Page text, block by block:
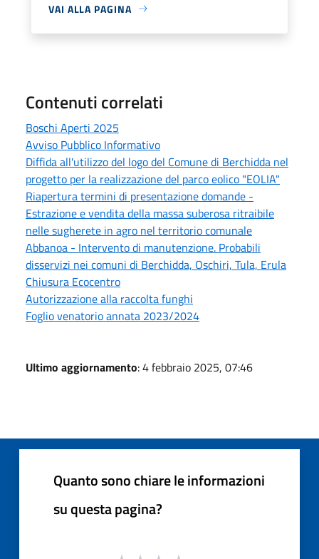
VAI ALLA PAGINA
Contenuti correlati
Boschi Aperti 2025
Avviso Pubblico Informativo
Diffida all'utilizzo del logo del Comune di Berchidda nel
progetto per la realizzazione del parco eolico "EOLIA"
Riapertura termini di presentazione domande -
Estrazione e vendita della massa suberosa ritraibile
nelle sugherete in agro nel territorio comunale
Abbanoa - Intervento di manutenzione. Probabili
disservizi nei comuni di Berchidda, Oschiri, Tula, Erula
Chiusura Ecocentro
Autorizzazione alla raccolta funghi
Foglio venatorio annata 2023/2024
Ultimo aggiornamento: 4 febbraio 2025, 07:46
Quanto sono chiare le informazioni
su questa pagina?